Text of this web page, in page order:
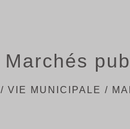
Marchés
/VIE MUNICIPALE /